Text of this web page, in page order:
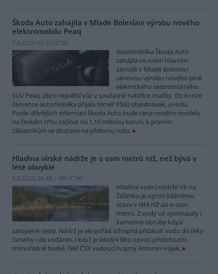
Škoda Auto zahájila v Mladé Boleslavi výrobu nového
elektromobilu Peaq
7.8.2026 00:36 (ČTK)
Automobilka Škoda Auto
zahájila ve svém hlavním
závodě v Mladé Boleslavi
sériovou výrobu nového plně
elektrického sedmimístného
SUV Peaq. Jde o největší vůz v současné nabídce značky. Do konce
července automobilka přijala téměř 8500 objednávek, uvedla.
Podle dřívějších informací Škoda Auto bude cena nového modelu
na českém trhu začínat na 1,15 milionu korun, k prvním
zákazníkům se dostane na přelomu roku.
Hladina vírské nádrže je o osm metrů níž, než bývá v
létě obvyklé
6.8.2026 20:48 | VÍR (ČTK)
Hladina vodní nádrže Vír na
Žďársku je oproti běžnému
stavu v létě níž asi o osm
metrů. Z vody už vystoupaly i
kamenné obruby kdysi
zatopené cesty. Nádrž je ale pořád schopná přidávat vodu do řeky
Svratky i do vodáren, i když je letošní léto oproti předchozím
mimořádně horké, řekl ČTK vedoucí hrázný Antonín Hájek.